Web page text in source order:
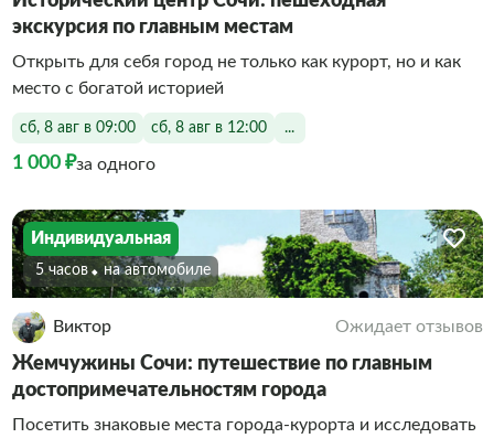
экскурсия по главным местам
Открыть для себя город не только как курорт, но и как
место с богатой историей
сб, 8 авг в 09:00 сб, 8 авг в 12:00 ...
1 000 ₽за одного
Индивидуальная
5 часов На автомобиле
Виктор Ожидает отзывов
Жемчужины Сочи: путешествие по главным
достопримечательностям города
Посетить знаковые места города-курорта и исследовать